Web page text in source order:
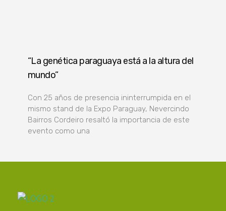
“La genética paraguaya está a la altura del
mundo”
Con 25 años de presencia ininterrumpida en el
mismo stand de la Expo Paraguay, Nevercindo
Bairros Cordeiro resaltó la importancia de este
evento como una